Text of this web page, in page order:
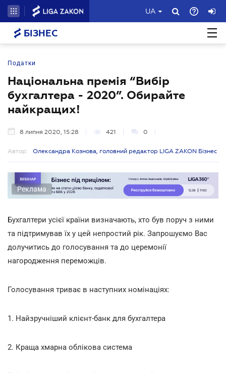
UA
БІЗНЕС
Податки
Національна премія “Вибір
бухгалтера - 2020”. Обирайте
найкращих!
8 липня 2020, 15:28 421 0
Автор: Олександра Кознова, головний редактор LIGA ZAKON Бізнес
Реклама
Бухгалтери усієї країни визначають, хто був поруч з ними
та підтримував їх у цей непростий рік. Запрошуємо Вас
долучитись до голосування та до церемонії
нагородження переможців.
Голосування триває в наступних номінаціях:
1. Найзручніший клієнт-банк для бухгалтера
2. Краща хмарна облікова система